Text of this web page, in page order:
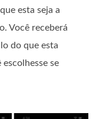
esta seja a
Você receberá
do que esta
se